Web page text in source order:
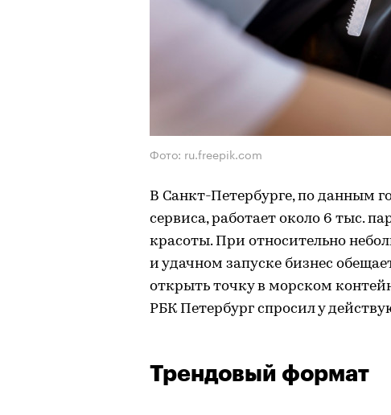
Фото: ru.freepik.com
В Санкт-Петербурге, по данным
сервиса, работает около 6 тыс.
красоты. При относительно
и удачном запуске бизнес
открыть точку в морском
РБК Петербург спросил у
Трендовый формат